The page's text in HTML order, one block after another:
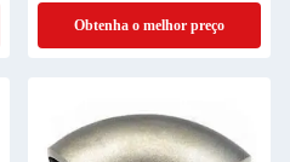
Buttweld, por ASME B16.9, por
ASME B16.25, LR
Obtenha o melhor preço